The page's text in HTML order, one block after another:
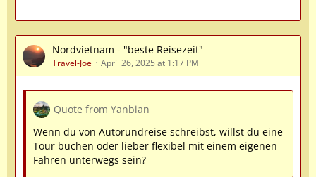
Nordvietnam - "beste Reisezeit"
Travel-Joe April 26, 2025 at 1:17 PM
Quote from Yanbian
Wenn du von Autorundreise schreibst, willst du eine
Tour buchen oder lieber flexibel mit einem eigenen
Fahren unterwegs sein?